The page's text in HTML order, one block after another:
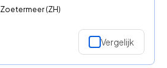
Zoetermeer (ZH)
Vergelijk